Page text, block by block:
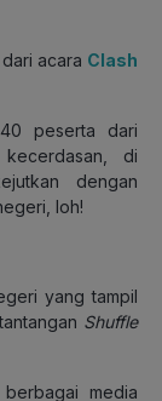
acara Clash
peserta dari
di
dengan
loh!
yang tampil
Shuffle
media